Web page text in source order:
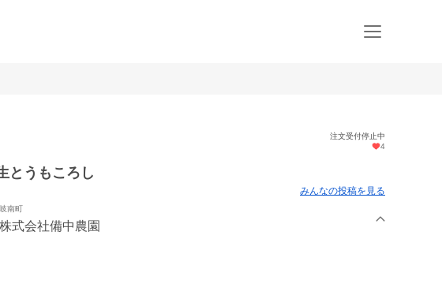
注文受付停止中
4
とうもころし
みんなの投稿を見る
南町
式会社備中農園